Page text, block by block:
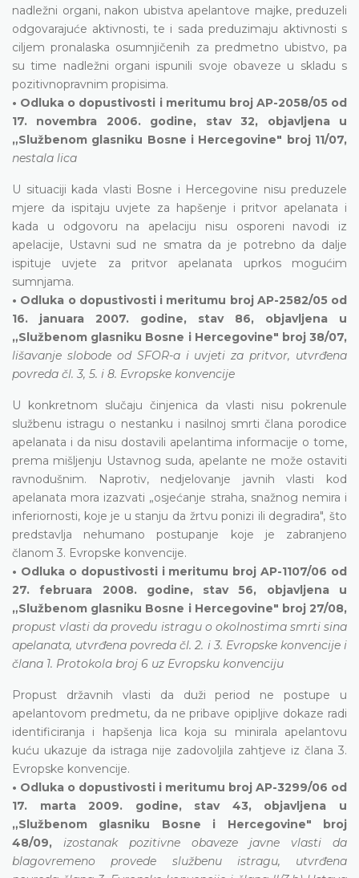
nadležni organi, nakon ubistva apelantove majke, preduzeli
odgovarajuće aktivnosti, te i sada preduzimaju aktivnosti s
ciljem pronalaska osumnjičenih za predmetno ubistvo, pa
su time nadležni organi ispunili svoje obaveze u skladu s
pozitivnopravnim propisima.
• Odluka o dopustivosti i meritumu broj AP-2058/05 od
17. novembra 2006. godine, stav 32, objavljena u
„Službenom glasniku Bosne i Hercegovine" broj 11/07,
nestala lica
U situaciji kada vlasti Bosne i Hercegovine nisu preduzele
mjere da ispitaju uvjete za hapšenje i pritvor apelanata i
kada u odgovoru na apelaciju nisu osporeni navodi iz
apelacije, Ustavni sud ne smatra da je potrebno da dalje
ispituje uvjete za pritvor apelanata uprkos mogućim
sumnjama.
• Odluka o dopustivosti i meritumu broj AP-2582/05 od
16. januara 2007. godine, stav 86, objavljena u
„Službenom glasniku Bosne i Hercegovine" broj 38/07,
lišavanje slobode od SFOR-a i uvjeti za pritvor, utvrđena
povreda čl. 3, 5. i 8. Evropske konvencije
U konkretnom slučaju činjenica da vlasti nisu pokrenule
službenu istragu o nestanku i nasilnoj smrti člana porodice
apelanata i da nisu dostavili apelantima informacije o tome,
prema mišljenju Ustavnog suda, apelante ne može ostaviti
ravnodušnim. Naprotiv, nedjelovanje javnih vlasti kod
apelanata mora izazvati „osjećanje straha, snažnog nemira i
inferiornosti, koje je u stanju da žrtvu ponizi ili degradira", što
predstavlja nehumano postupanje koje je zabranjeno
članom 3. Evropske konvencije.
• Odluka o dopustivosti i meritumu broj AP-1107/06 od
27. februara 2008. godine, stav 56, objavljena u
„Službenom glasniku Bosne i Hercegovine" broj 27/08,
propust vlasti da provedu istragu o okolnostima smrti sina
apelanata, utvrđena povreda čl. 2. i 3. Evropske konvencije i
člana 1. Protokola broj 6 uz Evropsku konvenciju
Propust državnih vlasti da duži period ne postupe u
apelantovom predmetu, da ne pribave opipljive dokaze radi
identificiranja i hapšenja lica koja su minirala apelantovu
kuću ukazuje da istraga nije zadovoljila zahtjeve iz člana 3.
Evropske konvencije.
• Odluka o dopustivosti i meritumu broj AP-3299/06 od
17. marta 2009. godine, stav 43, objavljena u
„Službenom glasniku Bosne i Hercegovine" broj
48/09, izostanak pozitivne obaveze javne vlasti da
blagovremeno provede službenu istragu, utvrđena